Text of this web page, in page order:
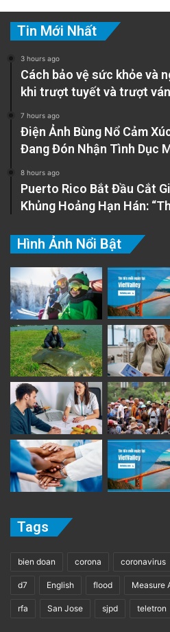
Tin Mới Nhất
3 hours ago
Cách bảo vệ sức khỏe và
khi trượt tuyết và trượt ván
7 hours ago
Điện Ảnh Bùng Nổ Cảm
Đang Đón Nhận Tình Dục
8 hours ago
Puerto Rico Bắt Đầu Cắt
Khủng Hoảng Hạn Hán:
Hình Ảnh Nổi Bật
Tags
bien doan corona coronavirus
d7 English flood Measure
rfa San Jose sjpd teletron